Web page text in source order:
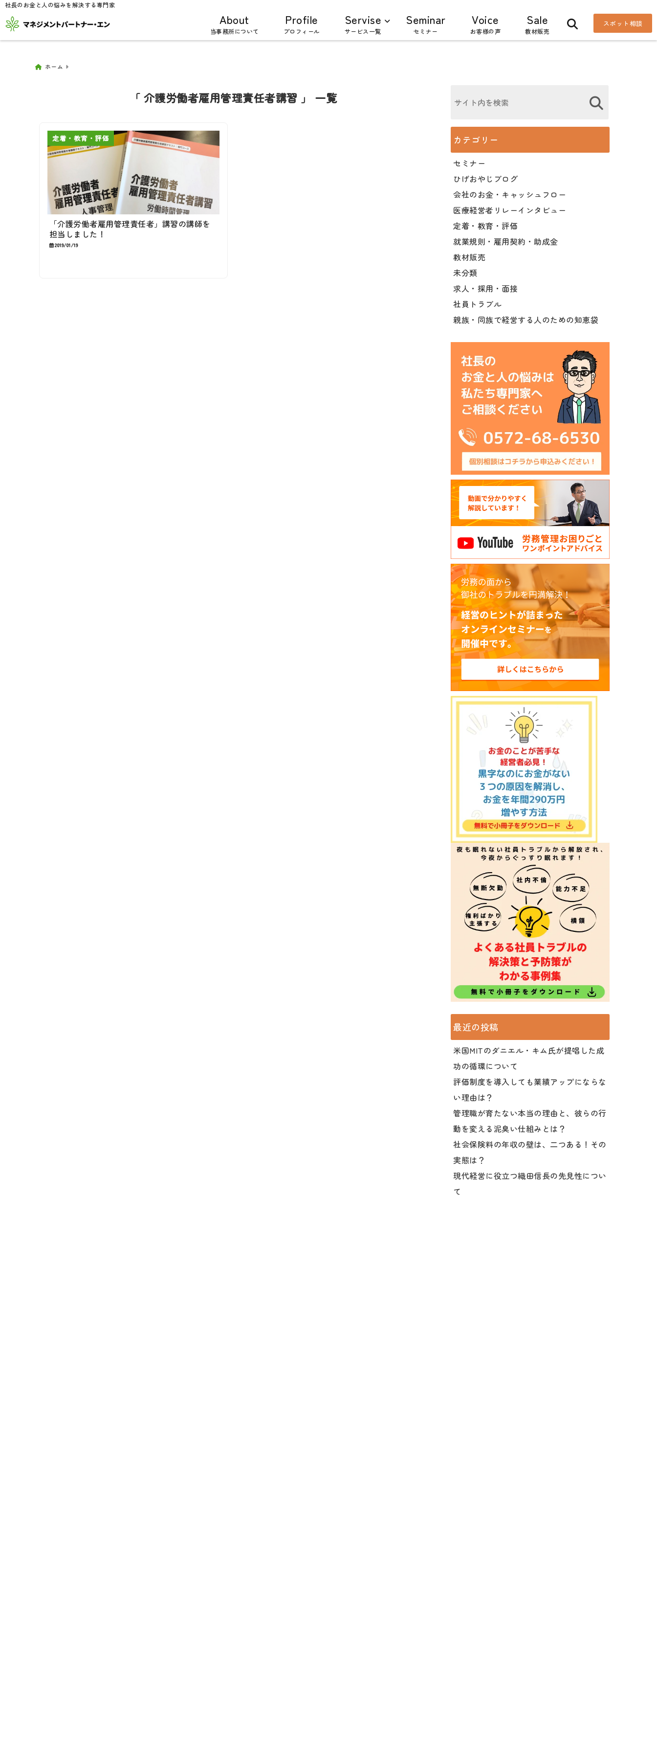
社長のお金と人の悩みを解決する専門家
About
当事務所について
Profile
プロフィール
Servise
サービス一覧
Seminar
セミナー
Voice
お客様の声
Sale
教材販売
スポット相談
ホーム
「 介護労働者雇用管理責任者講習 」 一覧
定着・教育・評価
「介護労働者雇用管理責任者」講習の講師を
担当しました！
2019/01/19
カテゴリー
セミナー
ひげおやじブログ
会社のお金・キャッシュフロー
医療経営者リレーインタビュー
定着・教育・評価
就業規則・雇用契約・助成金
教材販売
未分類
求人・採用・面接
社員トラブル
親族・同族で経営する人のための知恵袋
最近の投稿
米国MITのダニエル・キム氏が提唱した成
功の循環について
評価制度を導入しても業績アップにならな
い理由は？
管理職が育たない本当の理由と、彼らの行
動を変える泥臭い仕組みとは？
社会保険料の年収の壁は、二つある！その
実態は？
現代経営に役立つ織田信長の先見性につい
て